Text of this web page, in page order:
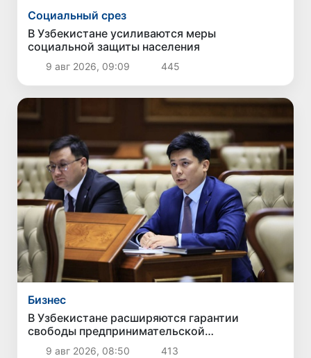
Социальный срез
В Узбекистане усиливаются меры
социальной защиты населения
9 авг 2026, 09:09 445
Бизнес
В Узбекистане расширяются гарантии
свободы предпринимательской
деятельности
9 авг 2026, 08:50 413